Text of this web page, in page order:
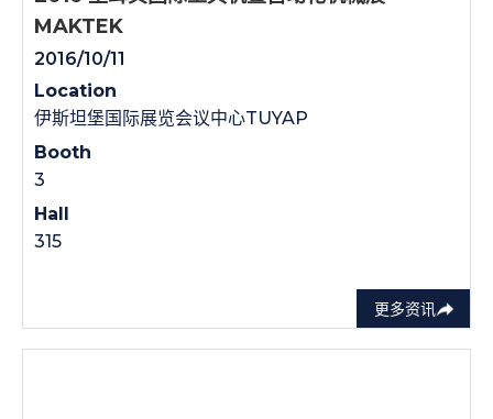
更多资讯
MAKTEK
2016/10/11
Location
伊斯坦堡国际展览会议中心TUYAP
Booth
3
Hall
315